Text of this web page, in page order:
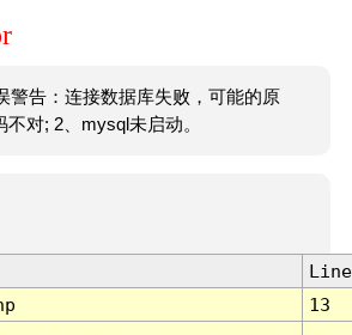
警告：连接数据库失败，可能的原
对; 2、mysql未启动。
Line
13